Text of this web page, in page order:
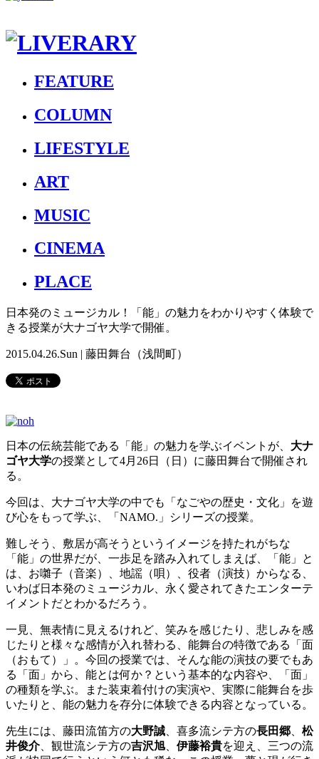
FEATURE
COLUMN
LIFESTYLE
ART
MUSIC
CINEMA
PLACE
日本発のミュージカル！「能」の魅力をわかりやすく体験で
きる授業が大ナゴヤ大学で開催。
2015.04.26.Sun | 藤田舞台（浅間町）
日本の伝統芸能である「能」の魅力を学ぶイベントが、 大ナ
ゴヤ大学の授業として4月26日（日）に藤田舞台で開催され
る。
今回は、大ナゴヤ大学の中でも「なごやの歴史・文化」を遊
び心をもって学ぶ、「NAMO.」シリーズの授業。
難しそう、敷居が高そうというイメージを持たれがちな
「能」の世界だが、一歩足を踏み入れてしまえば、「能」と
は、お囃子（音楽）、地謡（唄）、役者（演技）からなる、
いわば日本発のミュージカル、永く愛されてきたエンターテ
イメントだとわかるだろう。
一見、無表情に見えるけれど、笑みを感じたり、悲しみを感
じたりと様々な感情が入れ替わる、能舞台の特徴である「面
（おもて）」。今回の授業では、そんな能の演技の要でもあ
る「面」から、能とは何か？という基本的な内容や、「面」
の種類を学ぶ。また装束着付けの実演や、実際に能舞台を歩
いたりと、能の魅力を存分に体験できる内容となっている。
先生には、藤田流笛方の大野誠 、喜多流シテ方の長田郷
松
井俊介、観世流シテ方の吉沢旭 伊藤裕貴を迎え、三つの流